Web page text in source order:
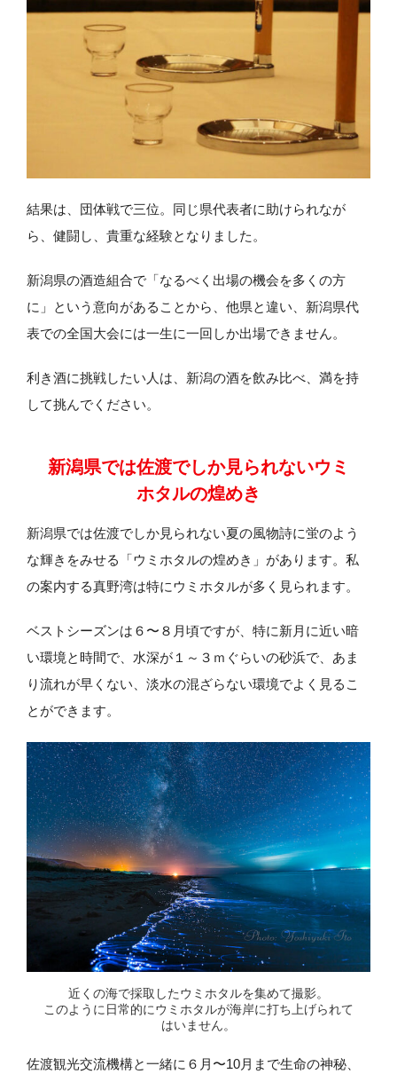
結果は、団体戦で三位。同じ県代表者に助けられなが
ら、健闘し、貴重な経験となりました。
新潟県の酒造組合で「なるべく出場の機会を多くの方
に」という意向があることから、他県と違い、新潟県代
表での全国大会には一生に一回しか出場できません。
利き酒に挑戦したい人は、新潟の酒を飲み比べ、満を持
して挑んでください。
新潟県では佐渡でしか見られないウミ
ホタルの煌めき
新潟県では佐渡でしか見られない夏の風物詩に蛍のよう
な輝きをみせる「ウミホタルの煌めき」があります。私
の案内する真野湾は特にウミホタルが多く見られます。
ベストシーズンは６〜８月頃ですが、特に新月に近い暗
い環境と時間で、水深が１～３ｍぐらいの砂浜で、あま
り流れが早くない、淡水の混ざらない環境でよく見るこ
とができます。
近くの海で採取したウミホタルを集めて撮影。
このように日常的にウミホタルが海岸に打ち上げられて
はいません。
佐渡観光交流機構と一緒に６月〜10月まで生命の神秘、